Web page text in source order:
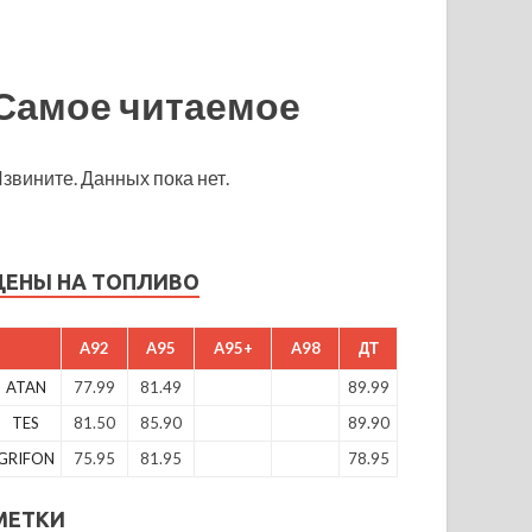
читаемое
Данных пока нет.
НА ТОПЛИВО
A92 A95 A95+ A98 ДТ
ATAN 77.99 81.49
89.99
TES
81.50 85.90
89.90
75.95 81.95 78.95